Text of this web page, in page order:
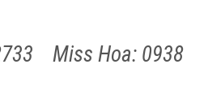
Miss Hoa: 0938